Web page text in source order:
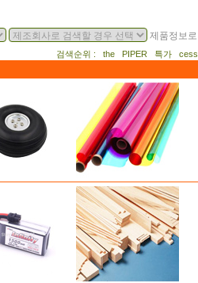
제품정보
검색순위 : the PIPER 특가